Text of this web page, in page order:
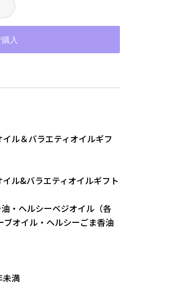
ル＆バラエティオイルギフ
ル&バラエティオイルギフト
・ヘルシーベジオイル（各
オイル・ヘルシーごま香油
未満